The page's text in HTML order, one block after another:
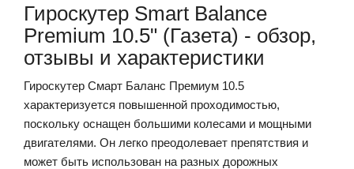
Гироскутер Smart Balance
Premium 10.5" (Газета) - обзор,
отзывы и характеристики
Гироскутер Смарт Баланс Премиум 10.5
характеризуется повышенной проходимостью,
поскольку оснащен большими колесами и мощными
двигателями. Он легко преодолевает препятствия и
может быть использован на разных дорожных